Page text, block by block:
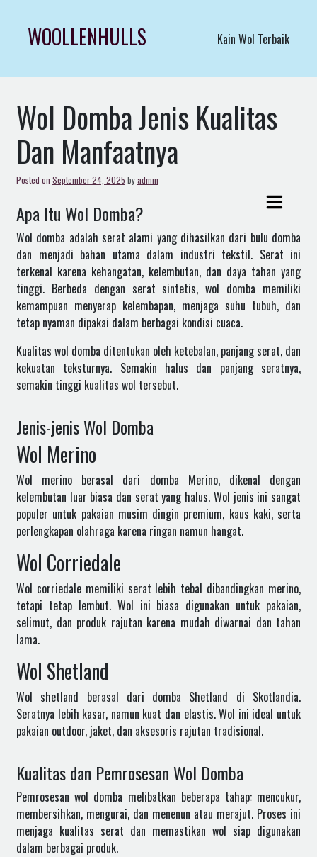
contentWOOLLENHULLS Kain Wol Terbaik
Wol Domba Jenis Kualitas
Dan Manfaatnya
Posted on September 24, 2025 byadmin
Apa Itu Wol Domba?
Wol domba adalah serat alami yang dihasilkan dari bulu domba
dan menjadi bahan utama dalam industri tekstil. Serat ini
terkenal karena kehangatan, kelembutan, dan daya tahan yang
tinggi. Berbeda dengan serat sintetis, wol domba memiliki
kemampuan menyerap kelembapan, menjaga suhu tubuh, dan
tetap nyaman dipakai dalam berbagai kondisi cuaca.
Kualitas wol domba ditentukan oleh ketebalan, panjang serat, dan
kekuatan teksturnya. Semakin halus dan panjang seratnya,
semakin tinggi kualitas wol tersebut.
Jenis-jenis Wol Domba
Wol Merino
Wol merino berasal dari domba Merino, dikenal dengan
kelembutan luar biasa dan serat yang halus. Wol jenis ini sangat
populer untuk pakaian musim dingin premium, kaus kaki, serta
perlengkapan olahraga karena ringan namun hangat.
Wol Corriedale
Wol corriedale memiliki serat lebih tebal dibandingkan merino,
tetapi tetap lembut. Wol ini biasa digunakan untuk pakaian,
selimut, dan produk rajutan karena mudah diwarnai dan tahan
lama.
Wol Shetland
Wol shetland berasal dari domba Shetland di Skotlandia.
Seratnya lebih kasar, namun kuat dan elastis. Wol ini ideal untuk
pakaian outdoor, jaket, dan aksesoris rajutan tradisional.
Kualitas dan Pemrosesan Wol Domba
Pemrosesan wol domba melibatkan beberapa tahap: mencukur,
membersihkan, mengurai, dan menenun atau merajut. Proses ini
menjaga kualitas serat dan memastikan wol siap digunakan
dalam berbagai produk.